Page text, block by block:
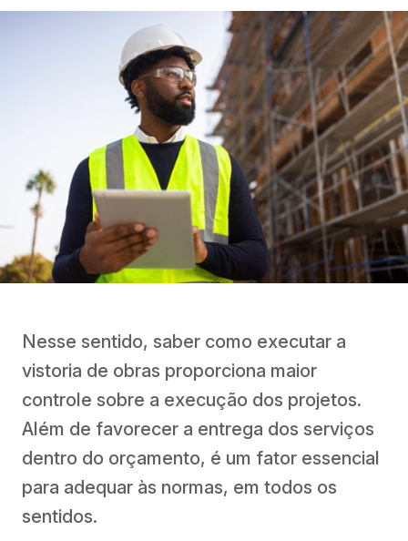
Nesse sentido, saber como executar a
vistoria de obras proporciona maior
controle sobre a execução dos projetos.
Além de favorecer a entrega dos serviços
dentro do orçamento, é um fator essencial
para adequar às normas, em todos os
sentidos.